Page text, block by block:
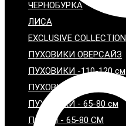
ЧЕРНОБУРКА
ЛИСА
EXCLUSIVE COLLECTION
ПУХОВИКИ ОВЕРСАЙЗ
ПУХОВИКИ -110-120 см
ПУХОВИКИ - 95-100 см
ПУХОВИКИ - 65-80 см
ПАРКИ - 65-80 СМ